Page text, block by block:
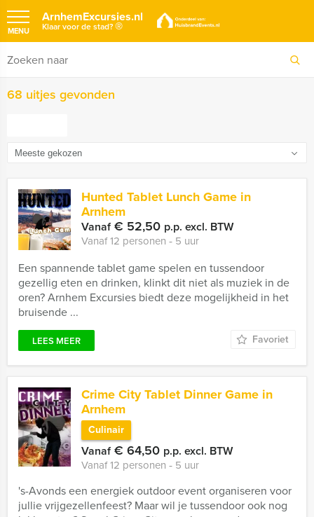
ArnhemExcursies.nl
Klaar voor de stad?®
MENU
68 uitjes gevonden
Hunted Tablet Lunch Game in
Arnhem
Vanaf€ 52,50 p.p. excl. BTW
Vanaf 12 personen ‐ 5 uur
Een spannende tablet game spelen en tussendoor
gezellig eten en drinken, klinkt dit niet als muziek in de
oren? Arnhem Excursies biedt deze mogelijkheid in het
bruisende ...
LEES MEER Favoriet
Crime City Tablet Dinner Game in
Arnhem
Culinair
Vanaf€ 64,50 p.p. excl. BTW
Vanaf 12 personen ‐ 5 uur
's-Avonds een energiek outdoor event organiseren voor
jullie vrijgezellenfeest? Maar wil je tussendoor ook nog